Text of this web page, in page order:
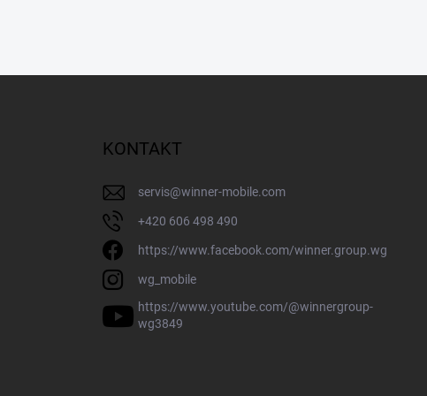
KONTAKT
servis@winner-mobile.com
+420 606 498 490
https://www.facebook.com/winner.group.wg
wg_mobile
https://www.youtube.com/@winnergroup-
wg3849